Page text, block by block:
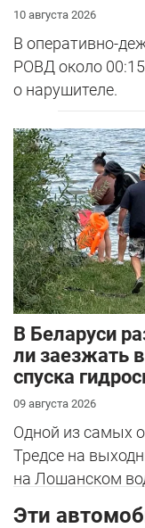
10 августа 2026
В оперативно-
РОВД около
о нарушителе.
В Беларуси
ли заезжать
спуска
09 августа 2026
Одной из самых
Тредсе на
на Лошанском
Эти